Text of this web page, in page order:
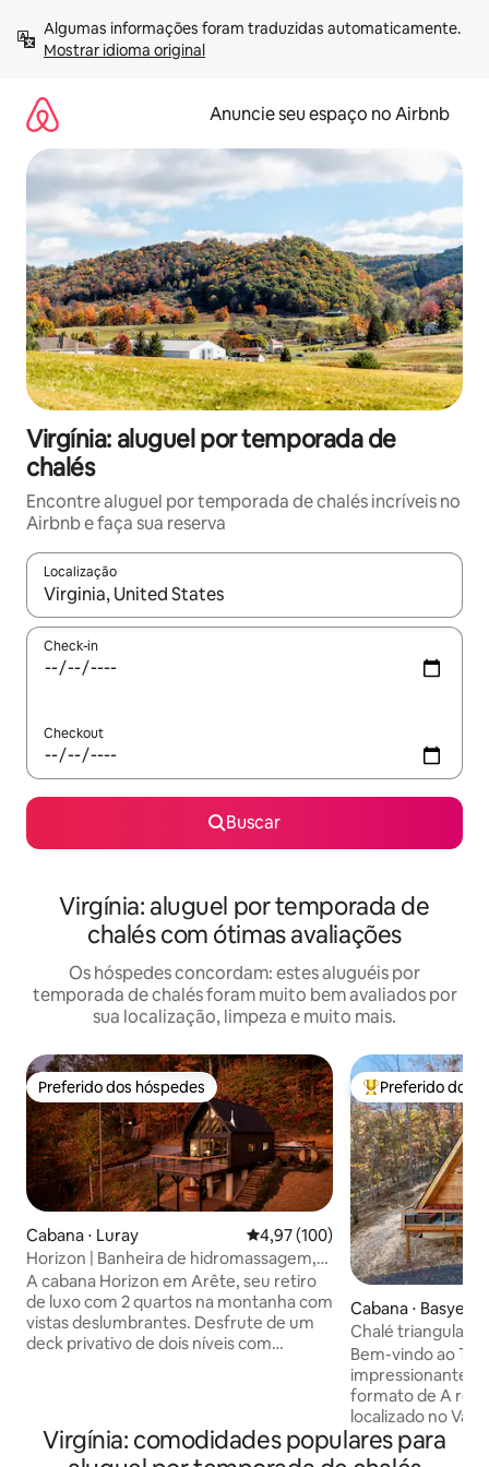
para
Mostrar idioma original
Anuncie seu espaço no Airbnb
Virgínia: aluguel por temporada de
chalés
Encontre aluguel por temporada de chalés incríveis no
Airbnb e faça sua reserva
Localização
Quando os resultados estiverem disponíveis, explore-os
Check-in
Checkout
Buscar
Virgínia: aluguel por temporada de
chalés com ótimas avaliações
Os hóspedes concordam: estes aluguéis por
temporada de chalés foram muito bem avaliados por
sua localização, limpeza e muito mais.
Preferido dos hóspedes
Preferido dos hóspedes
Cabana ⋅ Luray 4,97 de uma avaliação média de
4,97 (100)
Horizon | Banheira de hidromassagem,
lareiras, sauna, tomada para veículos
elétricos
A cabana Horizon em Arête, seu retiro
de luxo com 2 quartos na montanha com
vistas deslumbrantes. Desfrute de um
deck privativo de dois níveis com
banheiro inspirado em spa oferece pisos
aquecidos e toalheiro, além de um
Entre os
Preferido dos
Cabana ⋅ Basye
Chalé triangular
cães com
Bem-vindo ao The
impressionante
formato de A
localizado no
poucos minutos
resort aberto o
Virgínia: comodidades populares para